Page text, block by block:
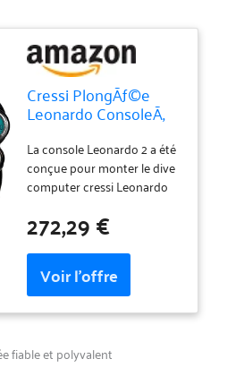
Cressi PlongÃƒ©e
Leonardo ConsoleÃ‚
La console Leonardo 2 a été
conçue pour monter le dive
computer cressi Leonardo
qui se distingue par son
design, son encombrement
et son poids de produits
similaires présents sur le
marché Les différentes tailles
des deux outils, l'ordinateur
minimanomètre, ont permis
272,29 €
fiable et polyvalent